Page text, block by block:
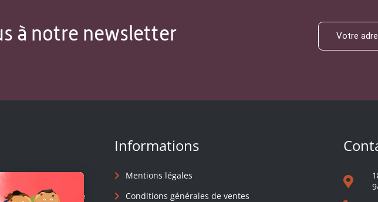
à notre newsletter
Sciences de l'Homme
Informations
Mentions légales
Conditions générales de ventes